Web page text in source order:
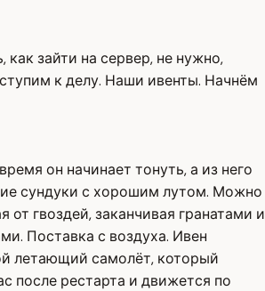
зайти на сервер, не нужно,
к делу. Наши ивенты. Начнём
он начинает тонуть, а из него
сундуки с хорошим лутом. Можно
от гвоздей, заканчивая гранатами и
Поставка с воздуха. Ивен
летающий самолёт, который
после рестарта и движется по